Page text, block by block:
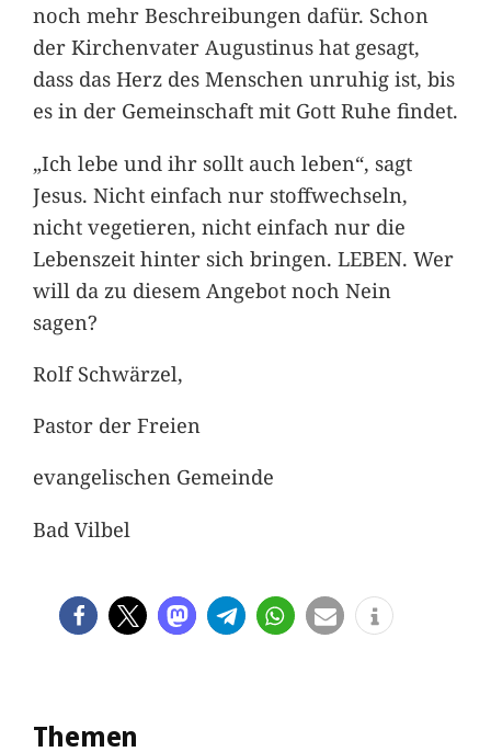
noch mehr Beschreibungen dafür. Schon
der Kirchenvater Augustinus hat gesagt,
dass das Herz des Menschen unruhig ist, bis
es in der Gemeinschaft mit Gott Ruhe findet.
„Ich lebe und ihr sollt auch leben“, sagt
Jesus. Nicht einfach nur stoffwechseln,
nicht vegetieren, nicht einfach nur die
Lebenszeit hinter sich bringen. LEBEN. Wer
will da zu diesem Angebot noch Nein
sagen?
Rolf Schwärzel,
Pastor der Freien
evangelischen Gemeinde
Bad Vilbel
Themen